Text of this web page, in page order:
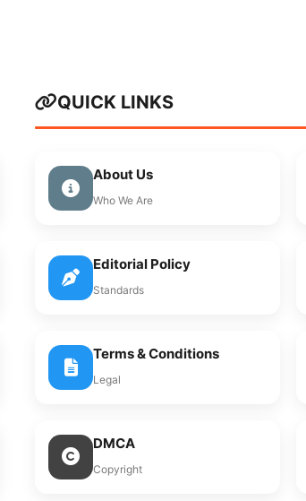
QUICK LINKS
About Us
Who We Are
Editorial Policy
Standards
Terms & Conditions
Legal
DMCA
Copyright